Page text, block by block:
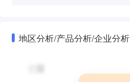
地区分析/产品分析/企业分析